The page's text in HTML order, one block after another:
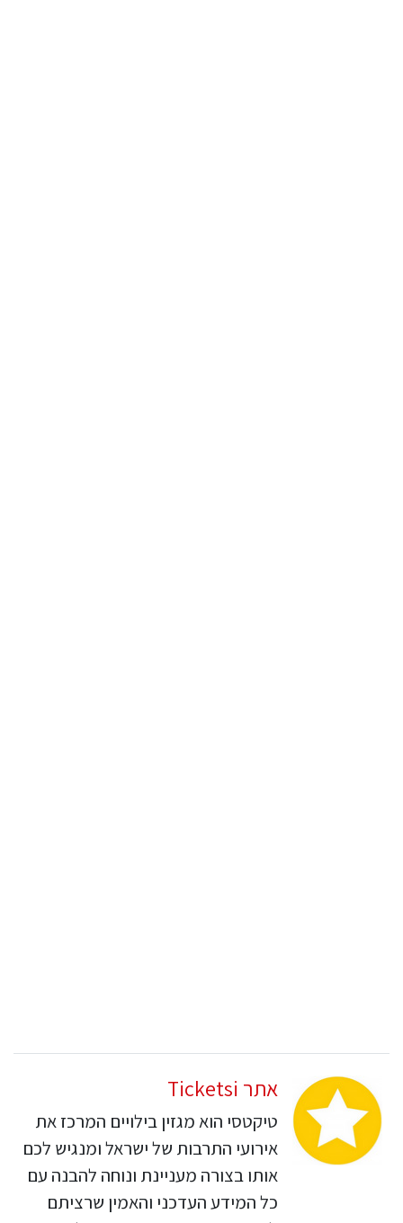
אתר Ticketsi
טיקטסי הוא מגזין בילויים המרכז את
אירועי התרבות של ישראל ומנגיש לכם
אותו בצורה מעניינת ונוחה להבנה עם
כל המידע העדכני והאמין שרציתם